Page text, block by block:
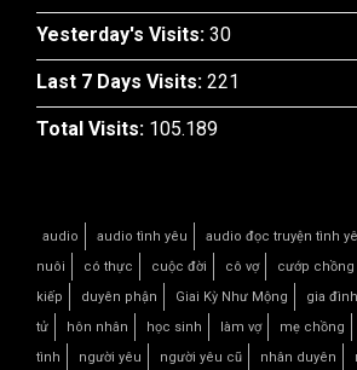
Yesterday's Visits: 30
Last 7 Days Visits: 221
Total Visits: 105.189
audio audio tình yêu audio đọc truyện tình
nuôi
có thực cuộc đời cô vợ cướp chồng
kiếp
duyên phận Giai Kỳ Như Mộng gia đình
tử
hôn nhân học sinh làm vợ mẹ chồng
tình
người yêu người yêu cũ nhân duyên